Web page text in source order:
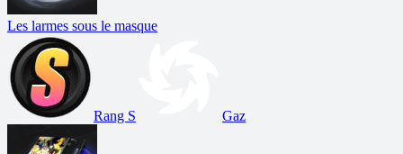
Les larmes sous le masque
Rang S Gaz